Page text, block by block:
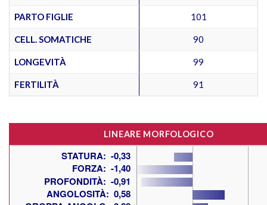
PARTO FIGLIE 101
CELL. SOMATICHE 90
LONGEVITÀ 99
FERTILITÀ 91
LINEARE MORFOLOGICO